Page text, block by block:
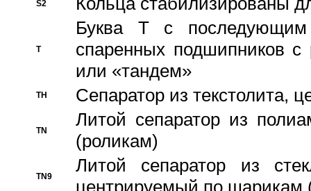
S2
T
Буква T с
спаренных подшипников
или «тандем»
TH Сепаратор из текстолита,
TN
Литой сепаратор из
(роликам)
TN9
Литой сепаратор из
центрируемый по шарикам